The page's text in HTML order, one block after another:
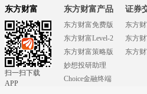
东方财富
扫一扫下载
APP
东方财富产品
东方财富免费版
东方财富Level-2
东方财富策略版
妙想投研助理
Choice金融终端
证券
东方
东方
东方